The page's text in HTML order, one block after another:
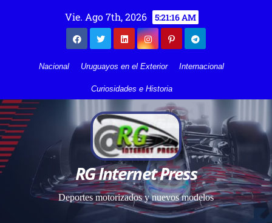
Vie. Ago 7th, 2026 5:21:16 AM
Nacional Uruguayos en el Exterior Internacional
Curiosidades e Historia
RG Internet Press
Deportes motorizados y nuevos modelos